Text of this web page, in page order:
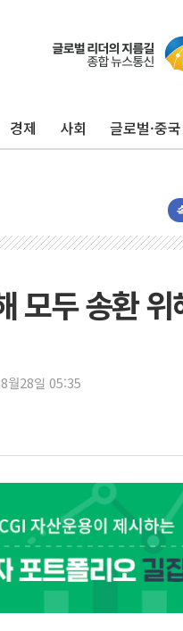
경제 사회 글로벌·중국
모두 송환
월28일 05:35